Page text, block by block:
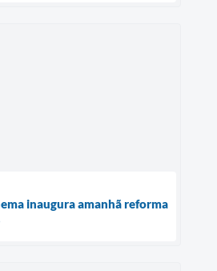
inaugura amanhã reforma